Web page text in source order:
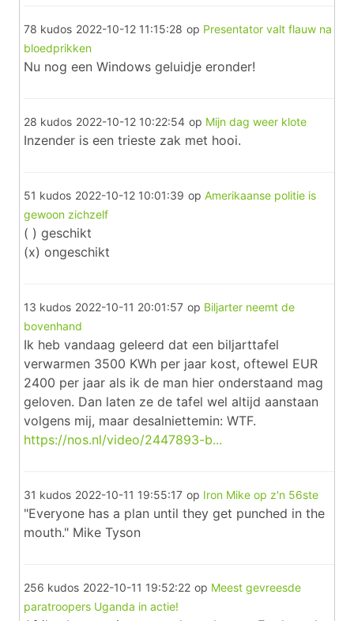
78 kudos 2022-10-12 11:15:28 op Presentator valt flauw na
bloedprikken
Nu nog een Windows geluidje eronder!
28 kudos 2022-10-12 10:22:54 op Mijn dag weer klote
Inzender is een trieste zak met hooi.
51 kudos 2022-10-12 10:01:39 op Amerikaanse politie is
gewoon zichzelf
( ) geschikt
(x) ongeschikt
13 kudos 2022-10-11 20:01:57 op Biljarter neemt de
bovenhand
Ik heb vandaag geleerd dat een biljarttafel
verwarmen 3500 KWh per jaar kost, oftewel EUR
2400 per jaar als ik de man hier onderstaand mag
geloven. Dan laten ze de tafel wel altijd aanstaan
volgens mij, maar desalniettemin: WTF.
https://nos.nl/video/2447893-b...
31 kudos 2022-10-11 19:55:17 op Iron Mike op z'n 56ste
"Everyone has a plan until they get punched in the
mouth." Mike Tyson
256 kudos 2022-10-11 19:52:22 op Meest gevreesde
paratroopers Uganda in actie!